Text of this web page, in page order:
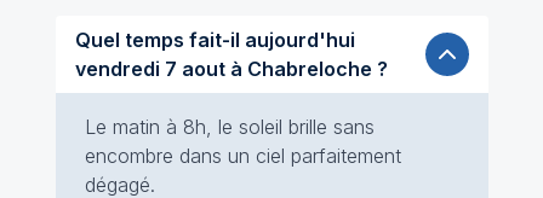
Quel temps fait-il aujourd'hui
vendredi 7 aout à Chabreloche ?
Le matin à 8h, le soleil brille sans
encombre dans un ciel parfaitement
dégagé.